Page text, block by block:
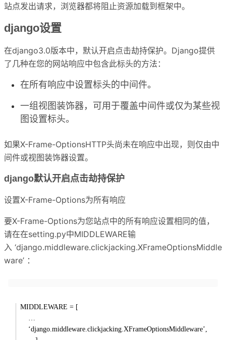
站点发出请求，浏览器都将阻止资源加载到框架中。
django设置
在django3.0版本中，默认开启点击劫持保护。Django提供
了几种在您的网站响应中包含此标头的方法：
在所有响应中设置标头的中间件。
一组视图装饰器，可用于覆盖中间件或仅为某些视
图设置标头。
如果X-Frame-OptionsHTTP头尚未在响应中出现，则仅由中
间件或视图装饰器设置。
django默认开启点击劫持保护
设置X-Frame-Options为所有响应
要X-Frame-Options为您站点中的所有响应设置相同的值，
请在在setting.py中MIDDLEWARE输
入 ‘django.middleware.clickjacking.XFrameOptionsMiddle
ware’ ：
MIDDLEWARE = [
‘django.middleware.clickjacking.XFrameOptionsMiddleware’,